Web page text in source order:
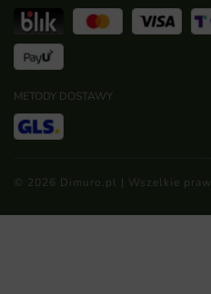
METODY DOSTAWY
© 2026 Dimuro.pl | Wszelkie